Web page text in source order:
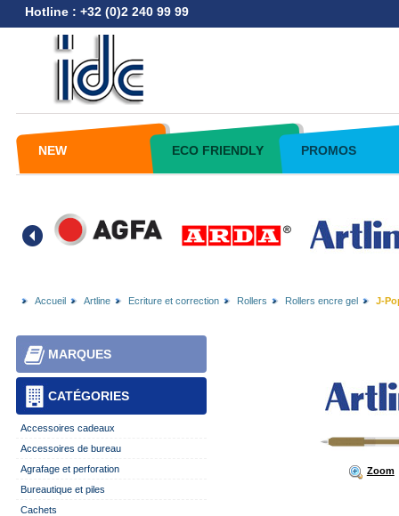
Hotline : +32 (0)2 240 99 99
NEW ECO FRIENDLY PROMOS
Accueil Artline Ecriture et correction Rollers Rollers encre gel J-
CATÉGORIES
MARQUES
Accessoires cadeaux
Accessoires de bureau
Agrafage et perforation
Bureautique et piles
Cachets
Zoom